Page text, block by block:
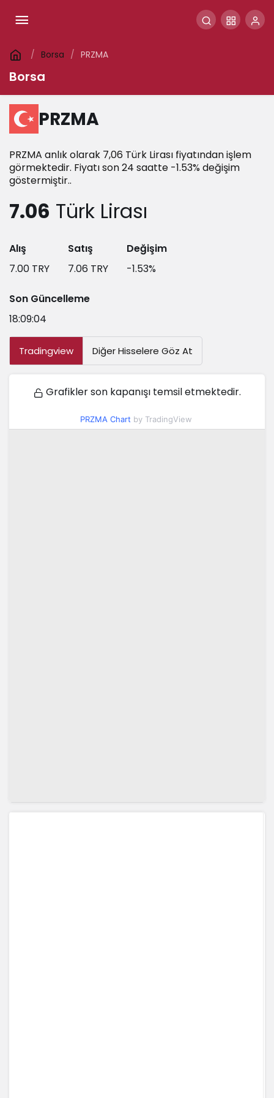
Borsa PRZMA
Borsa
PRZMA
PRZMA anlık olarak 7,06 Türk Lirası fiyatından işlem
görmektedir. Fiyatı son 24 saatte -1.53% değişim
göstermiştir..
7.06 Türk Lirası
Alış
7.00 TRY
Satış
7.06 TRY
Değişim
-1.53%
Son Güncelleme
18:09:04
Tradingview Diğer Hisselere Göz At
Grafikler son kapanışı temsil etmektedir.
PRZMA Chart by TradingView